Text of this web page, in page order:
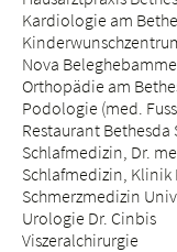
Kardiologie am
Nova
Orthopädie am
Podologie (med.
Restaurant Bethesda
Schlafmedizin, Dr.
Schlafmedizin, Klinik
Schmerzmedizin
Urologie Dr. Cinbis
Viszeralchirurgie